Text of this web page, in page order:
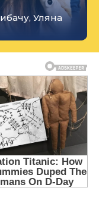
Уляна